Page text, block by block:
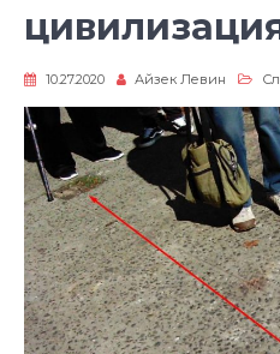
10.27.2020 Айзек Левин